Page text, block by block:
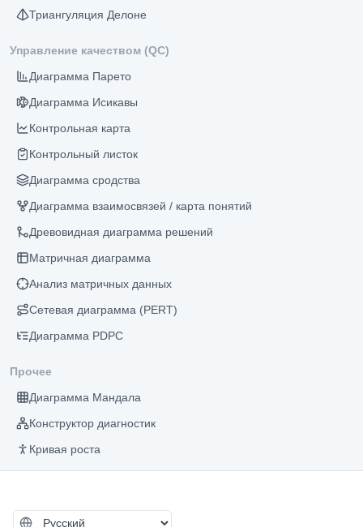
Триангуляция Делоне
Управление качеством (QC)
Диаграмма Парето
Диаграмма Исикавы
Контрольная карта
Контрольный листок
Диаграмма сродства
Диаграмма взаимосвязей / карта понятий
Древовидная диаграмма решений
Матричная диаграмма
Анализ матричных данных
Сетевая диаграмма (PERT)
Диаграмма PDPC
Прочее
Диаграмма Мандала
Конструктор диагностик
Кривая роста